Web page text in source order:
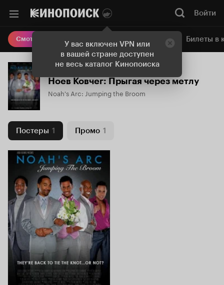
У вас включен VPN или
в вашей стране доступен
не весь каталог Кинопоиска
Войти
Смотреть кино Онлайн-кинотеатр Билеты в
Ноев Ковчег: Прыгая через метлу
Noah's Arc: Jumping the Broom
Постеры 1 Промо 1